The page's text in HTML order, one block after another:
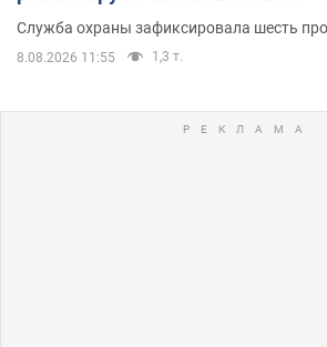
Служба охраны зафиксировала шесть
8.08.2026 11:55 1,3 т.